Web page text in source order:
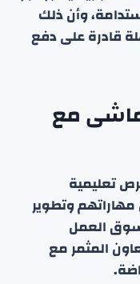
وأن ذلك
قادرة على دفع
مع
تعليمية
وتطوير
سوق العمل
المثمر مع